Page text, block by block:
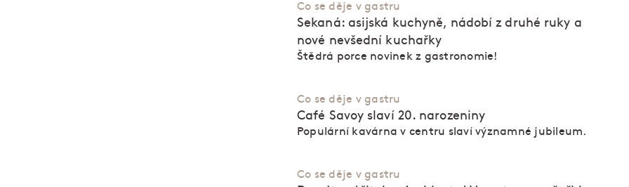
Co se děje v gastru
Sekaná: asijská kuchyně, nádobí z druhé ruky a
nové nevšední kuchařky
Štědrá porce novinek z gastronomie!
Co se děje v gastru
Café Savoy slaví 20. narozeniny
Populární kavárna v centru slaví významné jubileum.
Co se děje v gastru